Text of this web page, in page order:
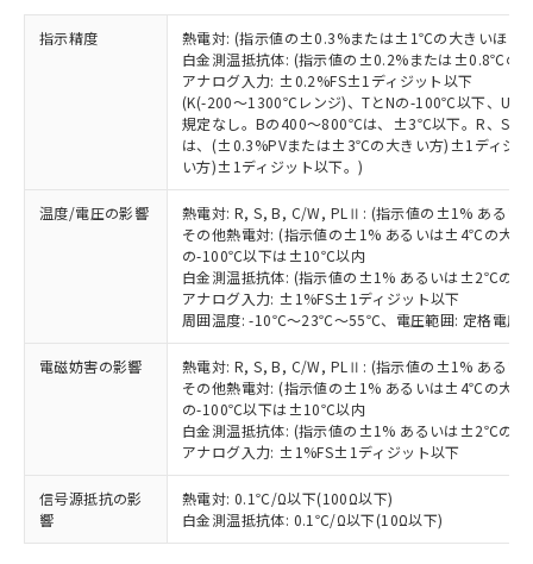
指示精度
熱電対: (指示値の±0.3%または±1℃の大きいほう
白金測温抵抗体: (指示値の±0.2%または±0.8℃の
アナログ入力: ±0.2%FS±1ディジット以下
(K(-200～1300℃レンジ)、TとNの-100℃以下、U
規定なし。Bの400～800℃は、±3℃以下。R、S
は、(±0.3%PVまたは±3℃の大きい方)±1ディジ
い方)±1ディジット以下。)
温度/電圧の影響
熱電対: R, S, B, C/W, PLⅡ: (指示値の±1% ある
その他熱電対: (指示値の±1% あるいは±4℃の大き
の-100℃以下は±10℃以内
白金測温抵抗体: (指示値の±1% あるいは±2℃の大
アナログ入力: ±1%FS±1ディジット以下
周囲温度: -10℃～23℃～55℃、電圧範囲: 定格電圧
電磁妨害の影響
熱電対: R, S, B, C/W, PLⅡ: (指示値の±1% ある
その他熱電対: (指示値の±1% あるいは±4℃の大き
の-100℃以下は±10℃以内
白金測温抵抗体: (指示値の±1% あるいは±2℃の大
アナログ入力: ±1%FS±1ディジット以下
信号源抵抗の影
響
熱電対: 0.1℃/Ω以下(100Ω以下)
白金測温抵抗体: 0.1℃/Ω以下(10Ω以下)
ムロン制御機器販売店・当社販売員に
ご相談ください。
オムロン制御機器販売店や当社販売拠
点は「販売ネットワーク
」をご確認
ください。
在庫状況および標準価格結果を当社の
事前の承諾なく第三者に漏洩または開
示しないようお願いします。
マイパーツ機能（部品リスト作成サー
ビス）をご利用いただくには、I-Web
メンバーズにご登録されている必要が
あります。
お客様が当ウェブサイト上で当社にご
登録された部品リストについて、当社
および当社の共同利用者が、当社の製
品・サービスに関するお客様との取
引・商談に必要な範囲で利用すること
をご了承ください。
※当社の共同利用者とは、"個人情報
の共同利用に関して"
の「1.共同利
用者の範囲」に記載されている法人を
指します。
但し、RoHS指令で産業用監視および制御機器に対する
適用除外項目は除く。
フタル酸エステル類の４物質については閾値を超える意
図的な使用がないことを確認しています。
※2 対応予定月
部品在庫の切り替え状況などにより、予定
月が前後することがあります。
※3 非含有証明書ダウンロード
下記の非含有証明書をダウンロードするこ
とができます。
EU RoHS指令（10物質）の非含有証明書
51物質の非含有証明書（当社基準）
※本証明書は発行日時点で非含有を証明す
るもので、過去に遡って非含有を証明する
イソブチル) : 1000ppm、 BBP(フタル酸ブチルベンジ
ル) : 1000ppm、
DEHP(フタル酸ビス(2-エチルヘキシル)) : 1000ppm
※2 環境保護使用期限
「ｅ」：有害物質（10物質）のすべてが基
準値以下であることを示します。
「10」：通常の使用状況下において有害物
質が外部に漏えいし、環境に深刻な影響を
及ぼさない年数を意味します。
「－」：未確認です。当社販売部門へお問
い合わせください。
いよう必要な手段を講じます。
当社は貴社製品を、核兵器、ミサイ
ル、化学兵器、生物兵器またはその他
武器並びにこれらの製造装置等に一切
使用いたしません。
当社は、貴社製品を第三者に販売する
場合は、上記1、2および3の内容を当
該第三者に通知します。また当社は、
販売先および販売に係わる関係者が違
法に輸出するおそれがある場合は、取
り引きをいたしません。
合意する キャンセル
△ 一定数には満たないが在庫あり
在庫なし(最新の在庫状況につ
いては、お客様のお取引先、ま
たはお客様担当のオムロン制御
機器販売店・当社販売員にご確
認ください)
受注生産機種、また在庫状況の
情報を公開していない機種